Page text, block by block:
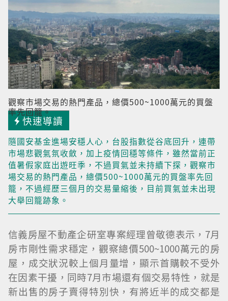
觀察市場交易的熱門產品，總價500~1000萬元的買盤
率先回籠。
快速導讀
隨國安基金進場安穩人心，台股指數從谷底回升，連帶
市場悲觀氣氛收斂，加上疫情回穩等條件，雖然當前正
值暑假家庭出遊旺季，不過買氣並未持續下探，觀察市
場交易的熱門產品，總價500~1000萬元的買盤率先回
籠，不過經歷三個月的交易量縮後，目前買氣並未出現
大舉回籠跡象。
信義房屋不動產企研室專案經理曾敬德表示，7月
房市剛性需求穩定，觀察總價500~1000萬元的房
屋，成交狀況較上個月量增，顯示首購較不受外
在因素干擾，同時7月市場還有個交易特性，就是
新出售的房子賣得特別快，有將近半的成交都是